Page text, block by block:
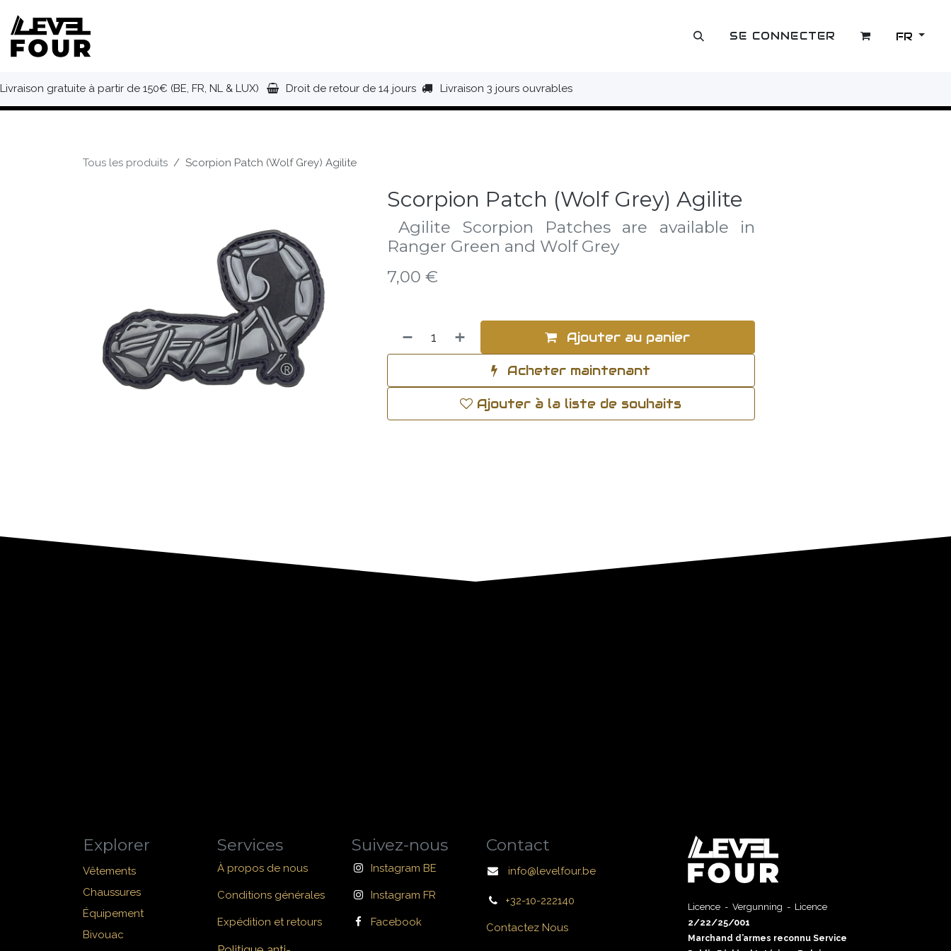
OUTLET SE CONNECTER FR
Livraison gratuite à partir de 150€ (BE, FR, NL & LUX) Droit de retour de 14 jours Livraison 3 jours ouvrables
Tous les produits Scorpion Patch (Wolf Grey) Agilite
Scorpion Patch (Wolf Grey) Agilite
Agilite Scorpion Patches are available in
Ranger Green and Wolf Grey
7,00 €
Ajouter au panier
Acheter maintenant
Ajouter à la liste de souhaits
Explorer
Vêtements
Chaussures
Équipement
Bivouac
Services
À propos de nous
Conditions générales
Expédition et retours
Suivez-nous
Instagram BE
Instagram FR
Facebook
Contact
info@levelfour.be
+32-10-222140
Contactez Nous
Licence - Vergunning - Licence
2/22/25/001
Marchand d’armes reconnu Service